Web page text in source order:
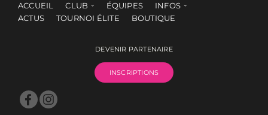
ACCUEIL CLUB ÉQUIPES
INFOS
ACTUS
TOURNOI ÉLITE BOUTIQUE
DEVENIR PARTENAIRE
INSCRIPTIONS